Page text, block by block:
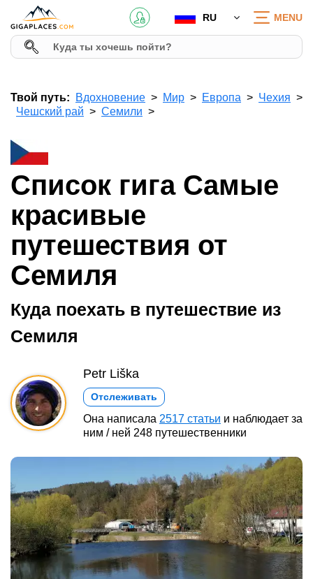
RU MENU
Твой путь: Вдохновение Мир Европа
Чехия
Чешский рай
Семили
Список гига Самые
красивые
путешествия от
Семиля
Куда поехать в путешествие из
Семиля
Petr Liška
Отслеживать
Она написала 2517 статьи и наблюдает за
ним / ней 248 путешественники